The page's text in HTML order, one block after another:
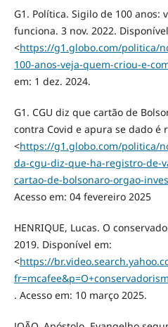
G1. Política. Sigilo de 100 anos:
funciona. 3 nov. 2022.
<https://g1.globo.com/politica/
100-anos-veja-quem-criou-e-
em: 1 dez. 2024.
G1. CGU diz que cartão de
contra Covid e apura se dado é
<https://g1.globo.com/politica/
da-cgu-diz-que-ha-registro-de-
cartao-de-bolsonaro-orgao-
Acesso em: 04 fevereiro 2025
HENRIQUE, Lucas. O
2019. Disponível em:
<https://
. Acesso em: 10 março 2025.